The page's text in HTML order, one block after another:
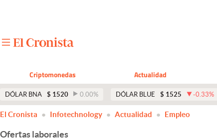
Apertura
Criptomonedas Actualidad
DÓLAR BNA $ 1520 0.00% DÓLAR BLUE $ 1525 -0.33%
El Cronista Infotechnology Actualidad Empleo
Ofertas laborales